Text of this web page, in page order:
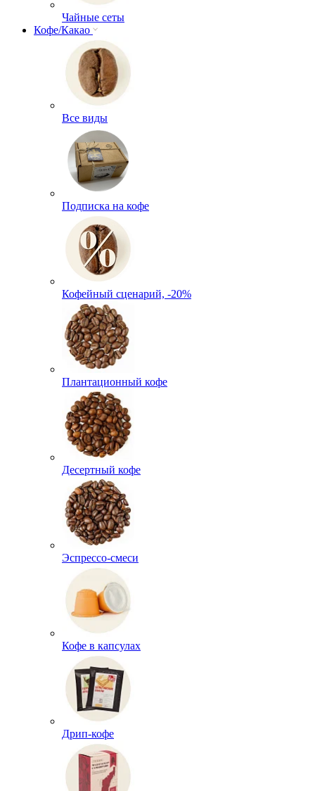
Чайные сеты
Кофе/Какао
Все виды
Подписка на кофе
Кофейный сценарий, -20%
Плантационный кофе
Десертный кофе
Эспрессо-смеси
Кофе в капсулах
Дрип-кофе